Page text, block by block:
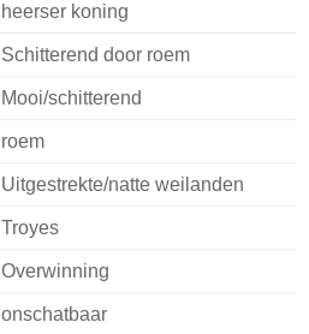
heerser koning
Schitterend door roem
Mooi/schitterend
roem
Uitgestrekte/natte weilanden
Troyes
Overwinning
onschatbaar